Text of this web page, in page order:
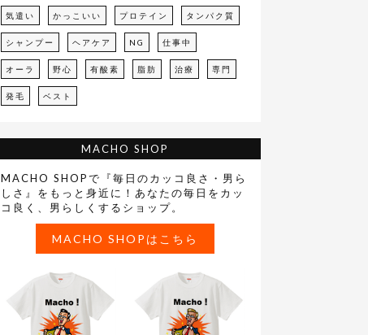
気遣い かっこいい プロテイン タンパク質
シャンプー ヘアケア NG 仕事中
オーラ 野心 有酸素 脂肪 治療 専門
発毛 ベスト
MACHO SHOP
MACHO SHOPで『毎日のカッコ良さ・男ら
しさ』をもっと身近に！あなたの毎日をカッ
コ良く、男らしくするショップ。
MACHO SHOPはこちら